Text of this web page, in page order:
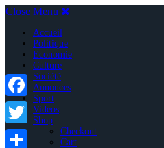
Close Menu
Accueil
Politique
Economie
Culture
Socièté
Annonces
Sport
Videos
Shop
Checkout
Cart
Facebook
Twitter